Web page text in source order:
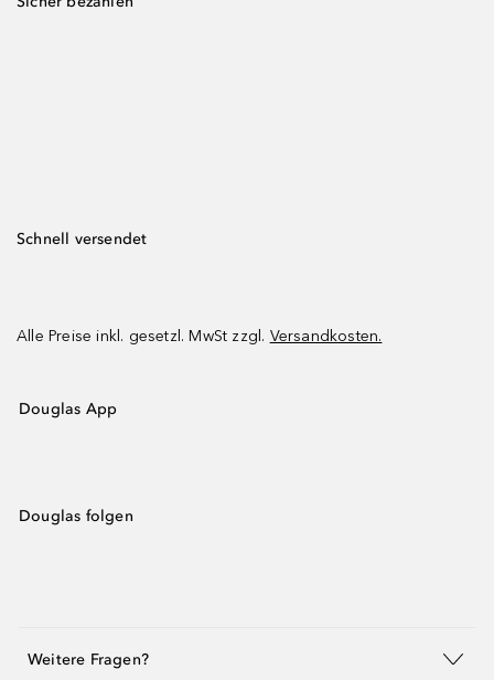
Schnell versendet
Alle Preise inkl. gesetzl. MwSt zzgl. Versandkosten.
Douglas App
Douglas folgen
Weitere Fragen?